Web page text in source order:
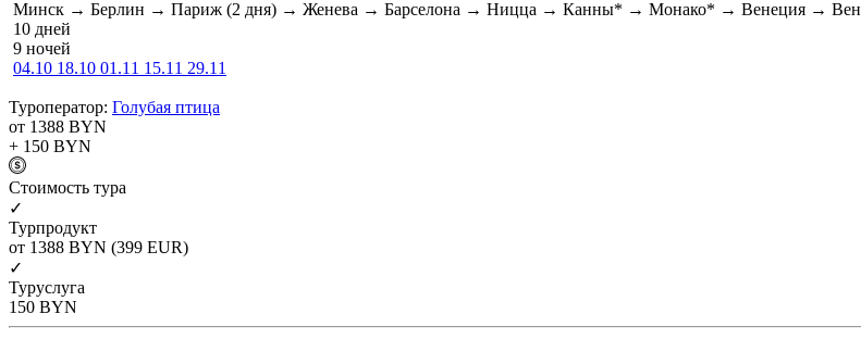
Минск → Берлин → Париж (2 дня) → Женева → Барселона → Ницца → Канны* → Монако* → Венеция →
10 дней
9 ночей
04.10 18.10 01.11 15.11 29.11
Туроператор: Голубая птица
от 1388 BYN
+ 150 BYN
Cтоимость тура
✓
Турпродукт
от 1388 BYN (399 EUR)
✓
Туруслуга
150 BYN